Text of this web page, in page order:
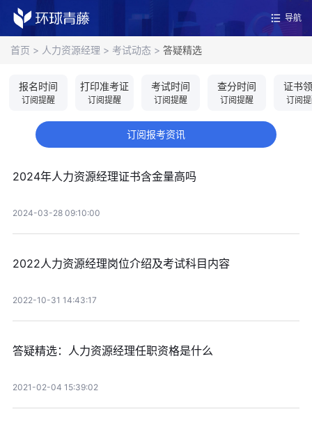
导航
首页 > 人力资源经理 > 考试动态 > 答疑精选
报名时间
订阅提醒
打印准考证
订阅提醒
考试时间
订阅提醒
查分时间
订阅提醒
证书
订阅
订阅报考资讯
2024年人力资源经理证书含金量高吗
2024-03-28 09:10:00
2022人力资源经理岗位介绍及考试科目内容
2022-10-31 14:43:17
答疑精选：人力资源经理任职资格是什么
2021-02-04 15:39:02